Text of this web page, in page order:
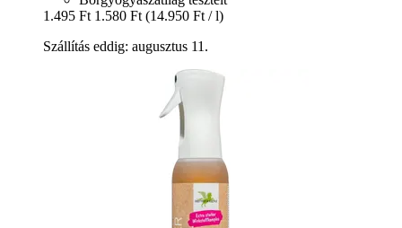
1.495 Ft 1.580 Ft (14.950 Ft / l)
Szállítás eddig: augusztus 11.